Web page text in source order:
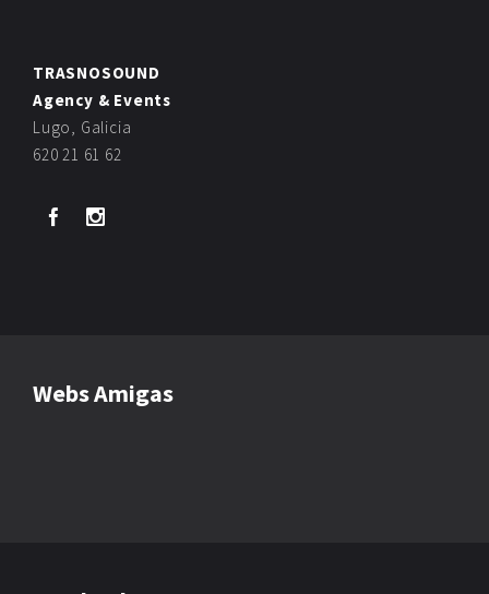
TRASNOSOUND
Agency & Events
Lugo, Galicia
620 21 61 62
Webs Amigas